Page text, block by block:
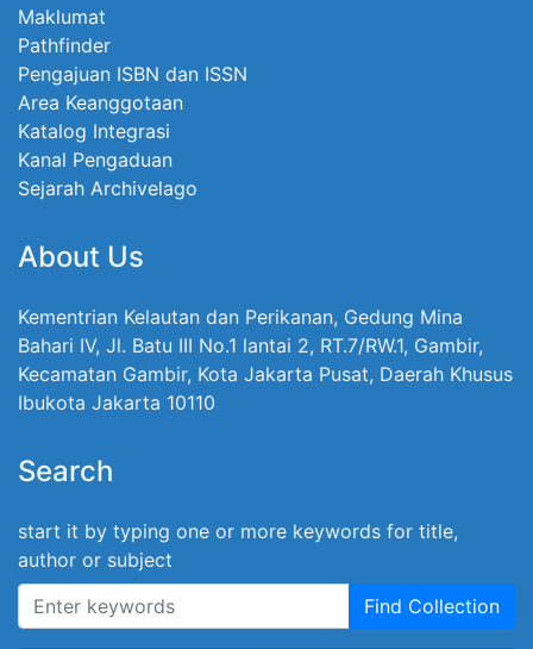
Maklumat
Pathfinder
Pengajuan ISBN dan ISSN
Area Keanggotaan
Katalog Integrasi
Kanal Pengaduan
Sejarah Archivelago
About Us
Kementrian Kelautan dan Perikanan, Gedung Mina
Bahari IV, Jl. Batu III No.1 lantai 2, RT.7/RW.1, Gambir,
Kecamatan Gambir, Kota Jakarta Pusat, Daerah Khusus
Ibukota Jakarta 10110
Search
start it by typing one or more keywords for title,
author or subject
Find Collection